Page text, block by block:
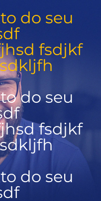
do seu
fsdjkf
do seu
fsdjkf
do seu